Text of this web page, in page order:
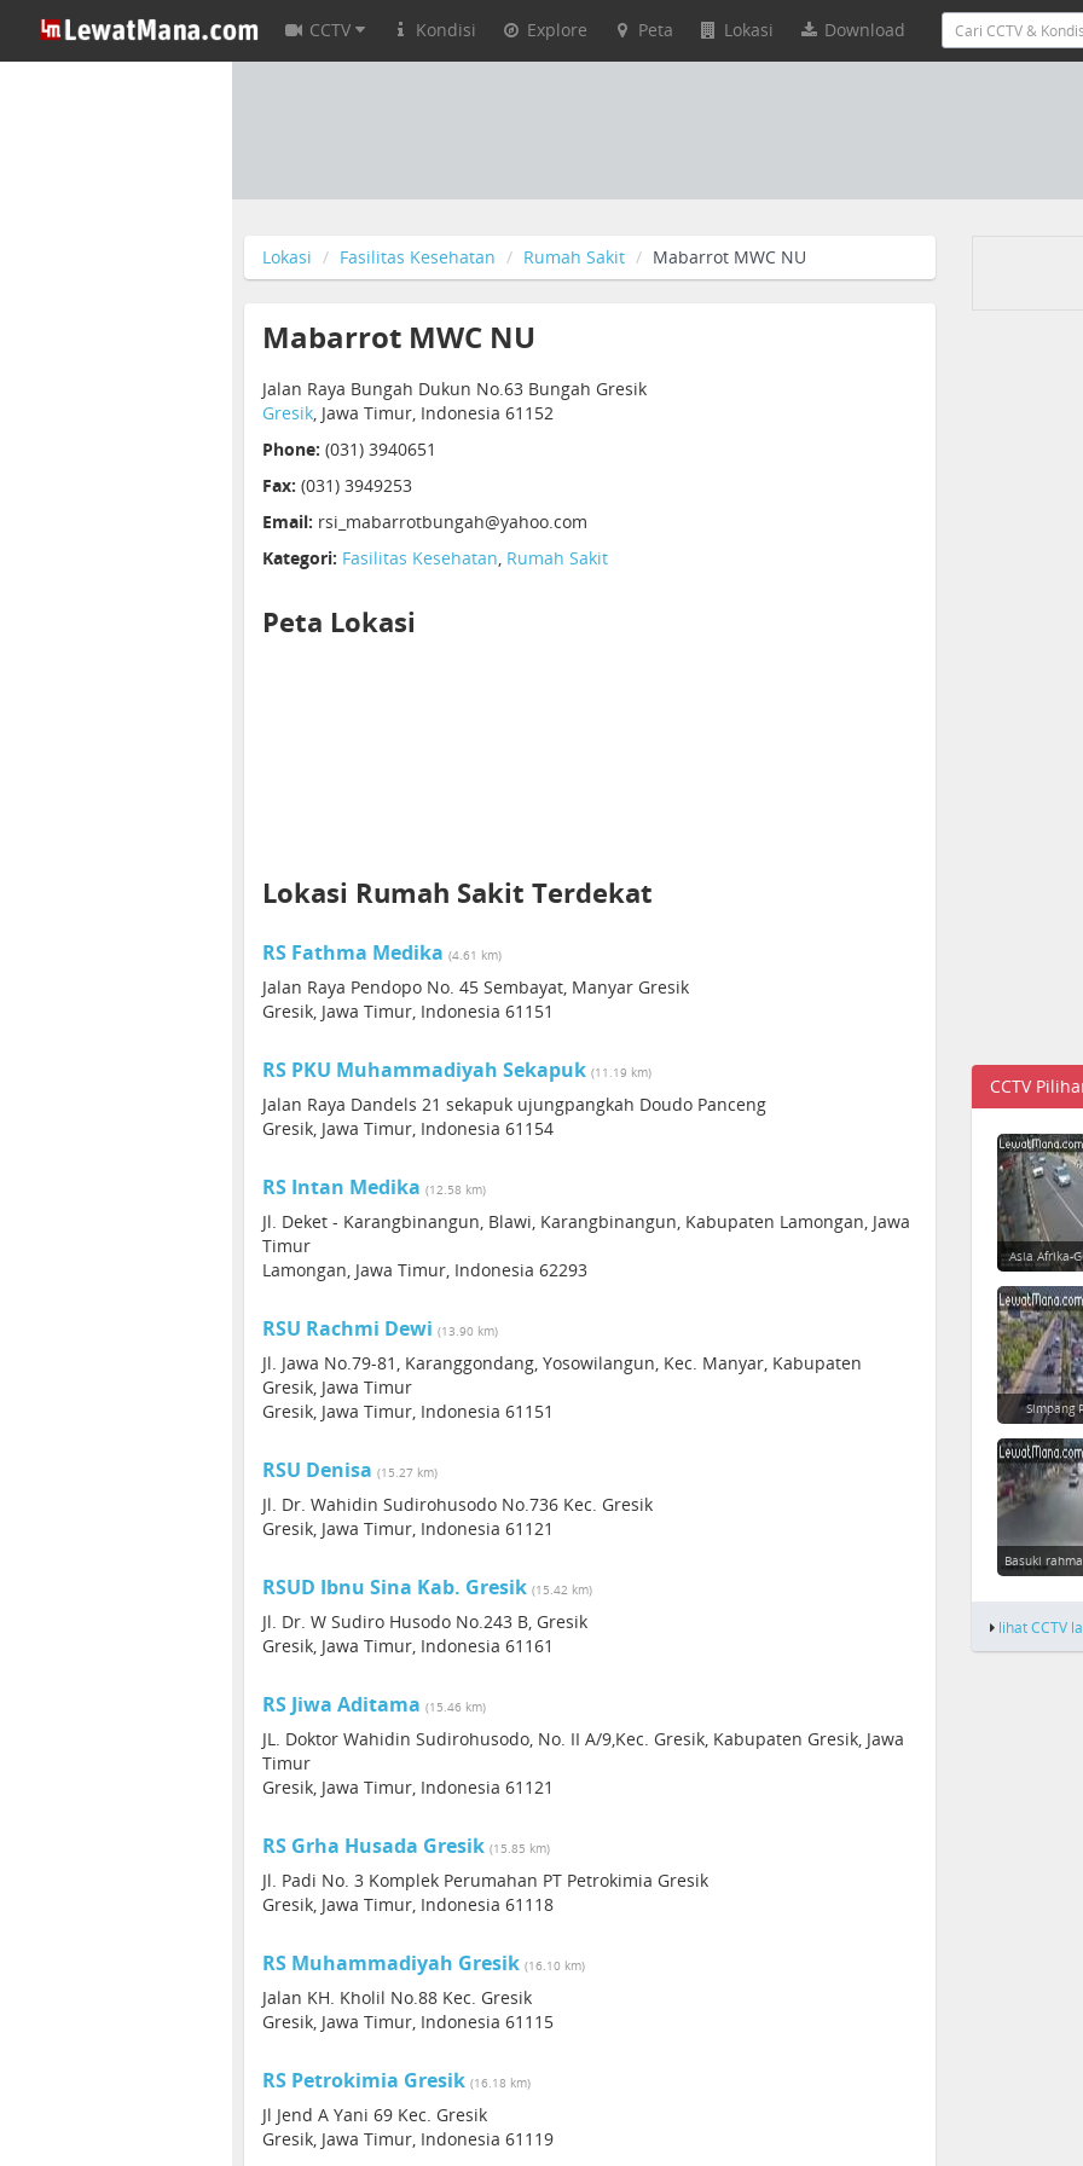
CCTV Kondisi Explore Peta Lokasi Download
Lokasi Fasilitas Kesehatan Rumah Sakit Mabarrot MWC NU
Mabarrot MWC NU
Jalan Raya Bungah Dukun No.63 Bungah Gresik
Gresik, Jawa Timur, Indonesia 61152
Phone: (031) 3940651
Fax: (031) 3949253
Email: rsi_mabarrotbungah@yahoo.com
Kategori: Fasilitas Kesehatan, Rumah Sakit
Peta Lokasi
Lokasi Rumah Sakit Terdekat
RS Fathma Medika (4.61 km)
Jalan Raya Pendopo No. 45 Sembayat, Manyar Gresik
Gresik, Jawa Timur, Indonesia 61151
RS PKU Muhammadiyah Sekapuk (11.19 km)
Jalan Raya Dandels 21 sekapuk ujungpangkah Doudo Panceng
Gresik, Jawa Timur, Indonesia 61154
RS Intan Medika (12.58 km)
Jl. Deket - Karangbinangun, Blawi, Karangbinangun, Kabupaten Lamongan, Jawa
Timur
Lamongan, Jawa Timur, Indonesia 62293
RSU Rachmi Dewi (13.90 km)
Jl. Jawa No.79-81, Karanggondang, Yosowilangun, Kec. Manyar, Kabupaten
Gresik, Jawa Timur
Gresik, Jawa Timur, Indonesia 61151
RSU Denisa (15.27 km)
Jl. Dr. Wahidin Sudirohusodo No.736 Kec. Gresik
Gresik, Jawa Timur, Indonesia 61121
RSUD Ibnu Sina Kab. Gresik (15.42 km)
Jl. Dr. W Sudiro Husodo No.243 B, Gresik
Gresik, Jawa Timur, Indonesia 61161
RS Jiwa Aditama (15.46 km)
JL. Doktor Wahidin Sudirohusodo, No. II A/9,Kec. Gresik, Kabupaten Gresik, Jawa
Timur
Gresik, Jawa Timur, Indonesia 61121
RS Grha Husada Gresik (15.85 km)
Jl. Padi No. 3 Komplek Perumahan PT Petrokimia Gresik
Gresik, Jawa Timur, Indonesia 61118
RS Muhammadiyah Gresik (16.10 km)
Jalan KH. Kholil No.88 Kec. Gresik
Gresik, Jawa Timur, Indonesia 61115
RS Petrokimia Gresik (16.18 km)
Jl Jend A Yani 69 Kec. Gresik
Gresik, Jawa Timur, Indonesia 61119
CCTV
Asia Afrika-
Simpang
Basuki
lihat CCTV